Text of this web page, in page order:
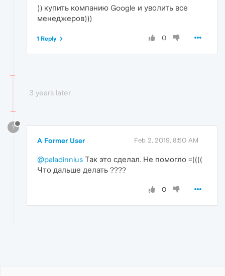
)) купить компанию Google и уволить все
менеджеров)))
0
1 Reply
3 years later
?
A Former User Feb 2, 2019, 8:50 AM
@paladinnius Так это сделал. Не помогло =((((
Что дальше делать ????
0